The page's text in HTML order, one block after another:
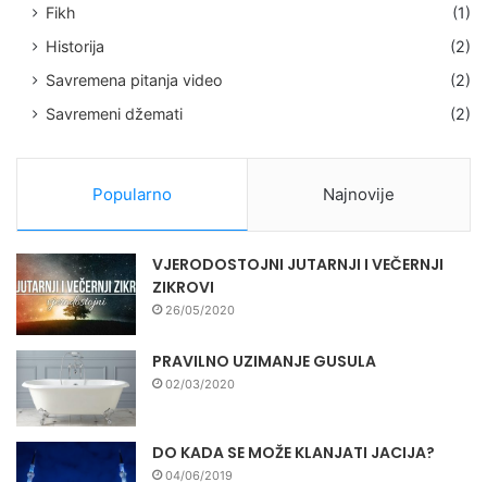
Fikh
(1)
Historija
(2)
Savremena pitanja video
(2)
Savremeni džemati
(2)
Popularno Najnovije
VJERODOSTOJNI JUTARNJI I VEČERNJI
ZIKROVI
26/05/2020
PRAVILNO UZIMANJE GUSULA
02/03/2020
DO KADA SE MOŽE KLANJATI JACIJA?
04/06/2019